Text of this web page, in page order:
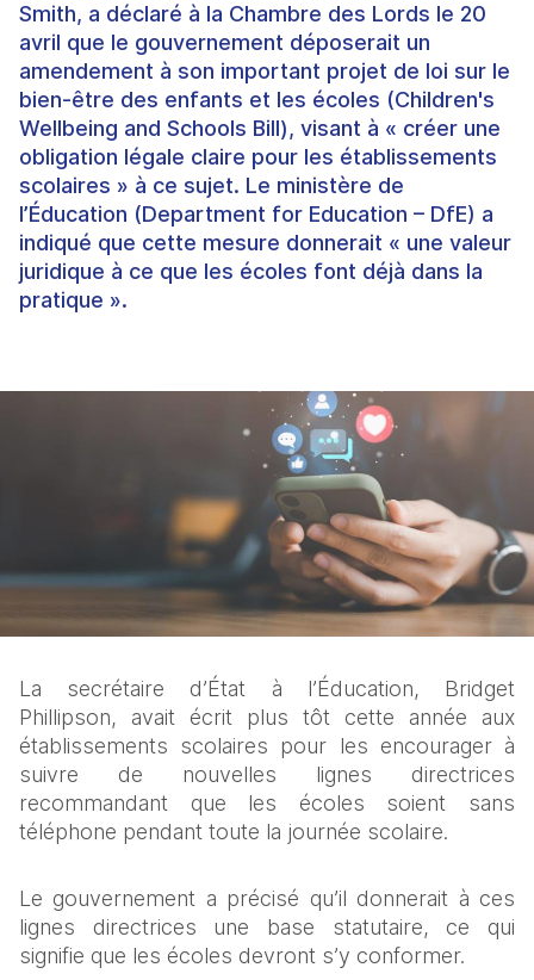
Smith, a déclaré à la Chambre des Lords le 20
avril que le gouvernement déposerait un
amendement à son important projet de loi sur le
bien‑être des enfants et les écoles (Children's
Wellbeing and Schools Bill), visant à « créer une
obligation légale claire pour les établissements
scolaires » à ce sujet. Le ministère de
l’Éducation (Department for Education – DfE) a
indiqué que cette mesure donnerait « une valeur
juridique à ce que les écoles font déjà dans la
pratique ».
La secrétaire d’État à l’Éducation, Bridget
Phillipson, avait écrit plus tôt cette année aux
établissements scolaires pour les encourager à
suivre de nouvelles lignes directrices
recommandant que les écoles soient sans
téléphone pendant toute la journée scolaire.
Le gouvernement a précisé qu’il donnerait à ces
lignes directrices une base statutaire, ce qui
signifie que les écoles devront s’y conformer.